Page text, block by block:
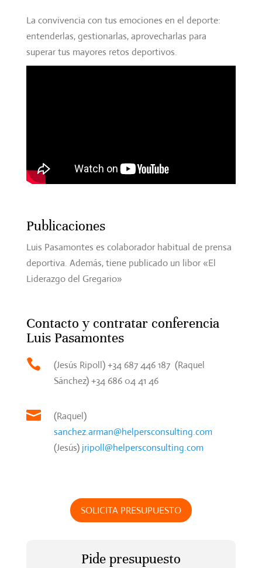
La convivencia con tus emociones en el deporte:
entenderlas, gestionarlas, aprovecharlas para
superar tus mayores retos deportivos.
Publicaciones
Luis Pasamontes es colaborador habitual de prensa
deportiva. Además, tiene publicado un libor «El
Liderazgo del Gregario»
Contacto y contratar conferencia
Luis Pasamontes

(Jesús Ripoll) +34 687 446 187 (Raquel
Sánchez) +34 686 04 41 46

(Raquel)
sanchez.arman@helpersconsulting.com
(Jesús) jripoll@helpersconsulting.com
SOLICITA PRESUPUESTO
Pide presupuesto